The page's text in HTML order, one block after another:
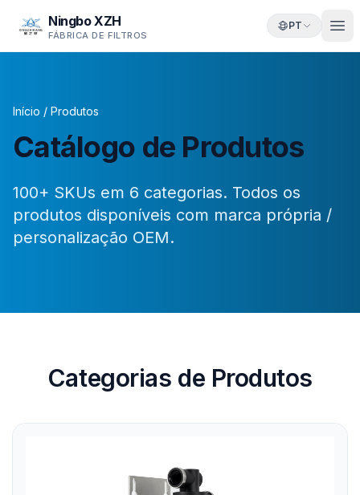
Ningbo XZH
FÁBRICA DE FILTROS
PT
Início / Produtos
Catálogo de Produtos
100+ SKUs em 6 categorias. Todos os
produtos disponíveis com marca própria /
personalização OEM.
Categorias de Produtos